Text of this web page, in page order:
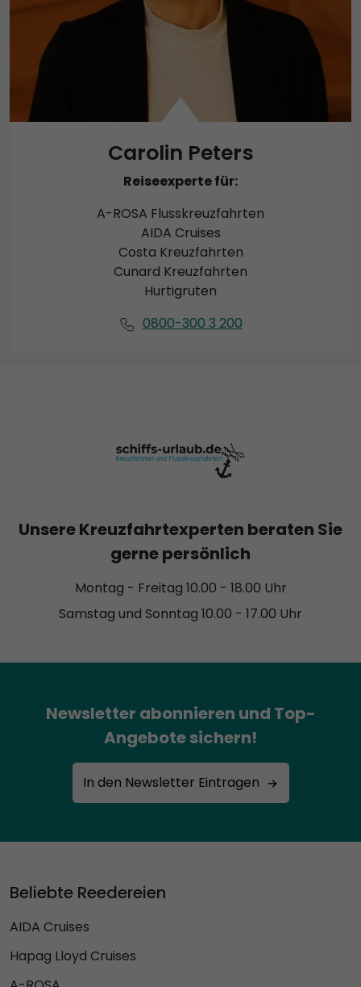
Carolin Peters
Reiseexperte für:
A-ROSA Flusskreuzfahrten
AIDA Cruises
Costa Kreuzfahrten
Cunard Kreuzfahrten
Hurtigruten
0800-300 3 200
Unsere Kreuzfahrtexperten beraten Sie
gerne persönlich
Montag - Freitag 10.00 - 18.00 Uhr
Samstag und Sonntag 10.00 - 17.00 Uhr
Newsletter abonnieren und Top-
Angebote sichern!
In den Newsletter Eintragen
Beliebte Reedereien
AIDA Cruises
Hapag Lloyd Cruises